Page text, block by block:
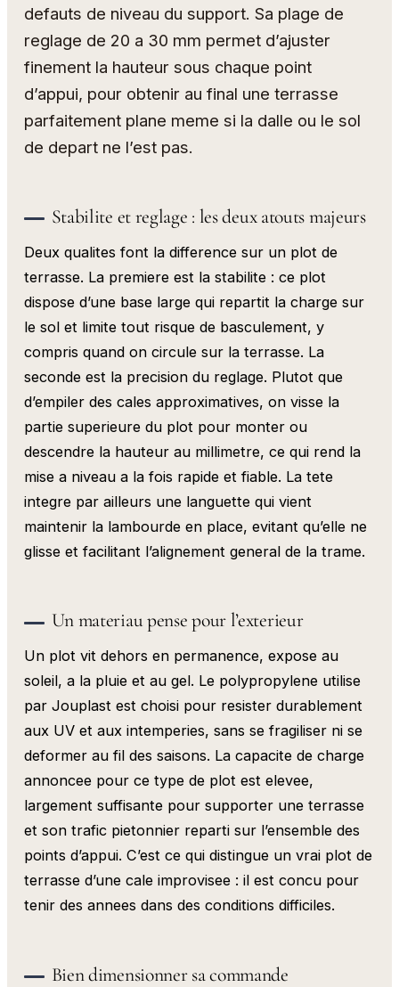
defauts de niveau du support. Sa plage de
reglage de 20 a 30 mm permet d’ajuster
finement la hauteur sous chaque point
d’appui, pour obtenir au final une terrasse
parfaitement plane meme si la dalle ou le sol
de depart ne l’est pas.
Stabilite et reglage : les deux atouts majeurs
Deux qualites font la difference sur un plot de
terrasse. La premiere est la stabilite : ce plot
dispose d’une base large qui repartit la charge sur
le sol et limite tout risque de basculement, y
compris quand on circule sur la terrasse. La
seconde est la precision du reglage. Plutot que
d’empiler des cales approximatives, on visse la
partie superieure du plot pour monter ou
descendre la hauteur au millimetre, ce qui rend la
mise a niveau a la fois rapide et fiable. La tete
integre par ailleurs une languette qui vient
maintenir la lambourde en place, evitant qu’elle ne
glisse et facilitant l’alignement general de la trame.
Un materiau pense pour l’exterieur
Un plot vit dehors en permanence, expose au
soleil, a la pluie et au gel. Le polypropylene utilise
par Jouplast est choisi pour resister durablement
aux UV et aux intemperies, sans se fragiliser ni se
deformer au fil des saisons. La capacite de charge
annoncee pour ce type de plot est elevee,
largement suffisante pour supporter une terrasse
et son trafic pietonnier reparti sur l’ensemble des
points d’appui. C’est ce qui distingue un vrai plot de
terrasse d’une cale improvisee : il est concu pour
tenir des annees dans des conditions difficiles.
Bien dimensionner sa commande